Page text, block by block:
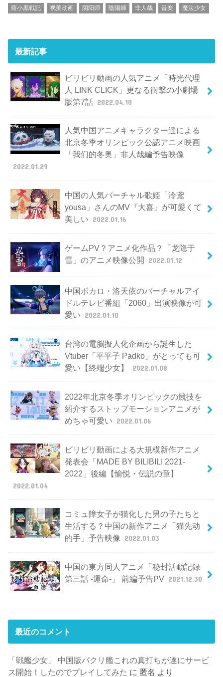
羅小黒戦記
视美动画 阴阳师 陰陽師 非人哉 音楽 魔法少女
最新記事
ビリビリ動画の人気アニメ「時光代理
人 LINK CLICK」更なる衝撃の小劇場
版第7話 2022.04.10
人気中国アニメキャラクター達による
北京冬季オリンピック公認アニメ映画
「我们的冬奥」非人哉編予告映像
2022.01.29
中国の人気バーチャル歌姫「泠鳶
yousa」さんのMV『大喜』が可愛くて
美しい 2022.01.16
ゲームPV？アニメ化作品？「龙隐于
雪」のアニメ映像公開
2022.01.12
中国ボカロ・洛天依のバーチャルアイ
ドルテレビ番組「2060」出演映像が可
愛い 2022.01.10
台湾の電脳擬人化企画から誕生した
Vtuber「平平子 Padko」がとっても可
愛い【終端少女】
2022.01.08
2022年北京冬季オリンピックの競技を
紹介するストップモーションアニメが
めちゃ可愛い 2022.01.06
ビリビリ動画による大規模新作アニメ
発表会「MADE BY BILIBILI 2021-
2022」後編【愉悦・伝説の章】
2022.01.04
コミュ障女子が猫化した男の子たちと
生活する？中国の新作アニメ「猫先动
的手」予告映像
2022.01.03
中国の東方同人アニメ「秘封活動記録
第三話 -運命-」 前編予告PV 2021.12.30
最近のコメント
「戦艦少女」 中国版パクリ艦これの真打ちが遂にサービ
ス開始！したのでプレイしてみた に 匿名 より